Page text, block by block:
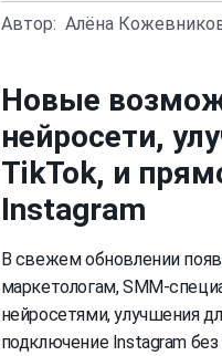
Автор: Алёна
Новые
нейросети,
TikTok, и
Instagram
В свежем обновлении
маркетологам, SMM-
нейросетями, улучшения
подключение Instagram без